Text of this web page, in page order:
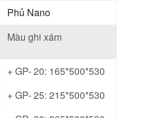
Phủ Nano
Màu ghi xám
+ GP- 20: 165*500*530
+ GP- 25: 215*500*530